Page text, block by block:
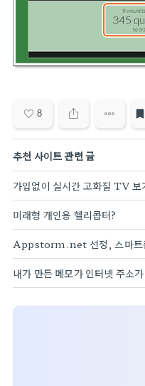
8
추천 사이트 관련 글
가입없이 실시간 고화질 TV 보
미래형 개인용 헬리콥터?
Appstorm.net 선정, 스마트
내가 만든 메모가 인터넷 주